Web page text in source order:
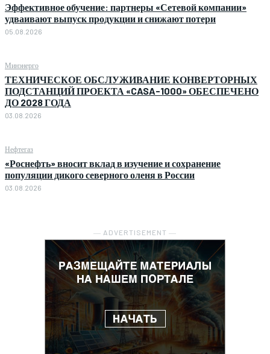
Эффективное обучение: партнеры «Сетевой компании»
удваивают выпуск продукции и снижают потери
05.08.2026
Минэнерго
ТЕХНИЧЕСКОЕ ОБСЛУЖИВАНИЕ КОНВЕРТОРНЫХ
ПОДСТАНЦИЙ ПРОЕКТА «CASA-1000» ОБЕСПЕЧЕНО
ДО 2028 ГОДА
03.08.2026
Нефтегаз
«Роснефть» вносит вклад в изучение и сохранение
популяции дикого северного оленя в России
03.08.2026
― ADVERTISEMENT ―